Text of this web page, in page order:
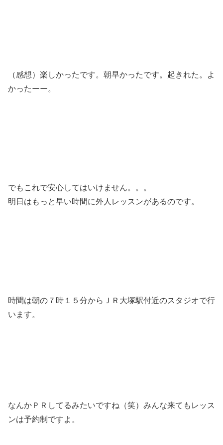
（感想）楽しかったです。朝早かったです。起きれた。よ
かったーー。
でもこれで安心してはいけません。。。
明日はもっと早い時間に外人レッスンがあるのです。
時間は朝の７時１５分からＪＲ大塚駅付近のスタジオで行
います。
なんかＰＲしてるみたいですね（笑）みんな来てもレッス
ンは予約制ですよ。